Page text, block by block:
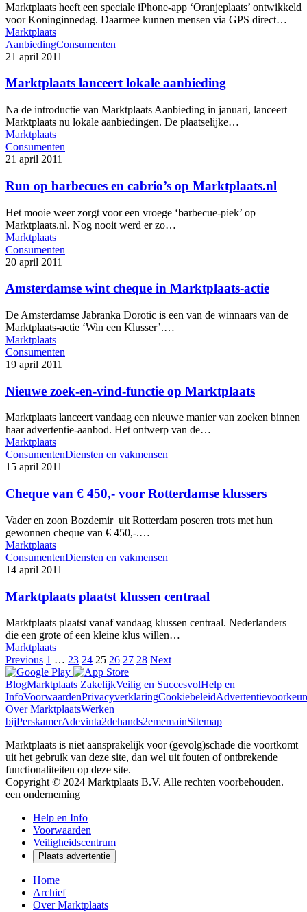
Marktplaats heeft een speciale iPhone-app ‘Oranjeplaats’ ontwikkeld
voor Koninginnedag. Daarmee kunnen mensen via GPS direct…
Marktplaats
AanbiedingConsumenten
21 april 2011
Marktplaats lanceert lokale aanbieding
Na de introductie van Marktplaats Aanbieding in januari, lanceert
Marktplaats nu lokale aanbiedingen. De plaatselijke…
Marktplaats
Consumenten
21 april 2011
Run op barbecues en cabrio’s op Marktplaats.nl
Het mooie weer zorgt voor een vroege ‘barbecue-piek’ op
Marktplaats.nl. Nog nooit werd er zo…
Marktplaats
Consumenten
20 april 2011
Amsterdamse wint cheque in Marktplaats-actie
De Amsterdamse Jabranka Dorotic is een van de winnaars van de
Marktplaats-actie ‘Win een Klusser’.…
Marktplaats
Consumenten
19 april 2011
Nieuwe zoek-en-vind-functie op Marktplaats
Marktplaats lanceert vandaag een nieuwe manier van zoeken binnen
haar advertentie-aanbod. Het ontwerp van de…
Marktplaats
ConsumentenDiensten en vakmensen
15 april 2011
Cheque van € 450,- voor Rotterdamse klussers
Vader en zoon Bozdemir uit Rotterdam poseren trots met hun
gewonnen cheque van € 450,-.…
Marktplaats
ConsumentenDiensten en vakmensen
14 april 2011
Marktplaats plaatst klussen centraal
Marktplaats plaatst vanaf vandaag klussen centraal. Nederlanders
die een grote of een kleine klus willen…
Marktplaats
Previous 1 … 23 24 25 26 27 28 Next
BlogMarktplaats ZakelijkVeilig en SuccesvolHelp en
InfoVoorwaardenPrivacyverklaringCookiebeleid
Over MarktplaatsWerken
bijPerskamerAdevinta2dehands2ememainSitemap
Marktplaats is niet aansprakelijk voor (gevolg)schade die voortkomt
uit het gebruik van deze site, dan wel uit fouten of ontbrekende
functionaliteiten op deze site.
Copyright © 2024 Marktplaats B.V. Alle rechten voorbehouden.
een onderneming
Help en Info
Voorwaarden
Veiligheidscentrum
Plaats advertentie
Home
Archief
Over Marktplaats